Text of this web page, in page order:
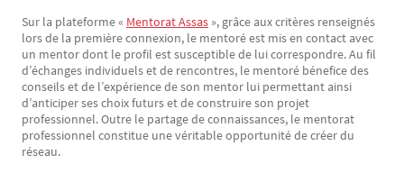
Sur la plateforme « Mentorat Assas », grâce aux critères renseignés
lors de la première connexion, le mentoré est mis en contact avec
un mentor dont le profil est susceptible de lui correspondre. Au fil
d’échanges individuels et de rencontres, le mentoré bénefice des
conseils et de l’expérience de son mentor lui permettant ainsi
d’anticiper ses choix futurs et de construire son projet
professionnel. Outre le partage de connaissances, le mentorat
professionnel constitue une véritable opportunité de créer du
réseau.